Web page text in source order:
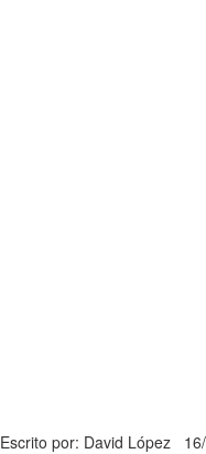
Escrito por: David López